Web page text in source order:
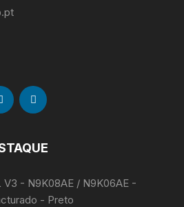
V3 - N9K08AE / N9K06AE -
- Preto